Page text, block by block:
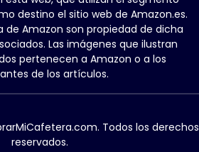
destino el sitio web de Amazon.es.
de Amazon son propiedad de dicha
Las imágenes que ilustran
pertenecen a Amazon o a los
de los artículos.
Todos los derechos
reservados.